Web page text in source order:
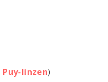
Puy-linzen)